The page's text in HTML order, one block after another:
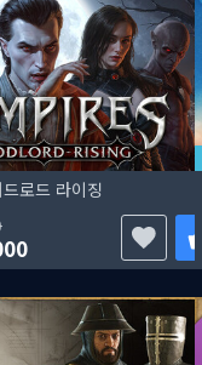
로드 라이징